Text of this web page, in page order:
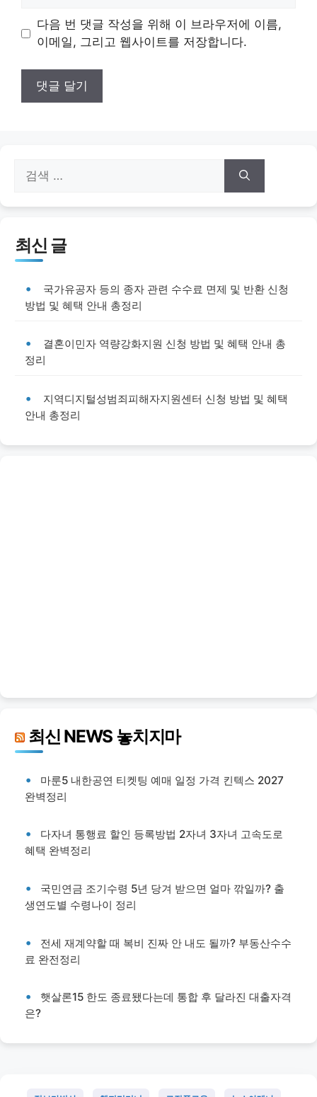
트
다음 번 댓글 작성을 위해 이 브라우저에 이름,
이메일, 그리고 웹사이트를 저장합니다.
색:
최신 글
국가유공자 등의 종자 관련 수수료 면제 및 반환 신청
방법 및 혜택 안내 총정리
결혼이민자 역량강화지원 신청 방법 및 혜택 안내 총
정리
지역디지털성범죄피해자지원센터 신청 방법 및 혜택
안내 총정리
최신 NEWS 놓치지마
마룬5 내한공연 티켓팅 예매 일정 가격 킨텍스 2027
완벽정리
다자녀 통행료 할인 등록방법 2자녀 3자녀 고속도로
혜택 완벽정리
국민연금 조기수령 5년 당겨 받으면 얼마 깎일까? 출
생연도별 수령나이 정리
전세 재계약할 때 복비 진짜 안 내도 될까? 부동산수수
료 완전정리
햇살론15 한도 종료됐다는데 통합 후 달라진 대출자격
은?